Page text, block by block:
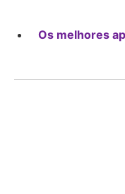
Os melhores